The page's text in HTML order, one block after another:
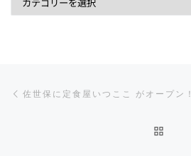
投稿ナビゲーション